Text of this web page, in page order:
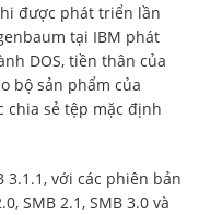
được phát triển lần
tại IBM phát
DOS, tiền thân của
bộ sản phẩm của
chia sẻ tệp mặc định
3.1.1, với các phiên bản
SMB 2.1, SMB 3.0 và